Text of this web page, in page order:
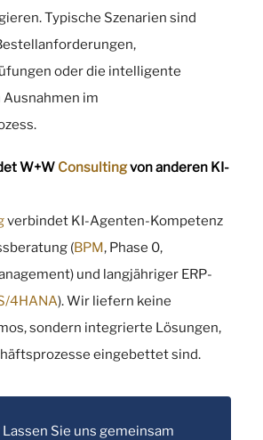
Typische Szenarien sind
oder die intelligente
im
W+W Consultingvon anderen KI-
verbindet KI-Agenten-Kompetenz
(BPM, Phase 0,
und langjähriger ERP-
4HANA). Wir liefern keine
sondern integrierte Lösungen,
eingebettet sind.
Sie uns gemeinsam